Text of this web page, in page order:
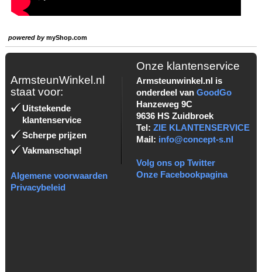
powered bymyShop.com
ArmsteunWinkel.nl
staat voor:
Uitstekende
klantenservice
Scherpe prijzen
Vakmanschap!
Algemene voorwaarden
Privacybeleid
Onze klantenservice
Armsteunwinkel.nl is
onderdeel van GoodGo
Hanzeweg 9C
9636 HS Zuidbroek
Tel: ZIE KLANTENSERVICE
Mail: info@concept-s.nl
Volg ons op Twitter
Onze Facebookpagina